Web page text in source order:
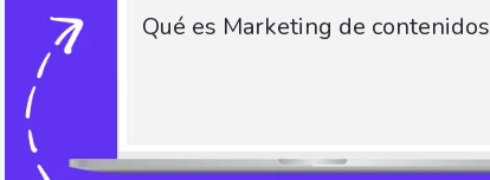
Qué es Marketing de contenidos